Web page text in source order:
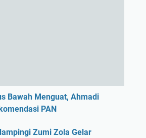
Bawah Menguat, Ahmadi
PAN
Zumi Zola Gelar